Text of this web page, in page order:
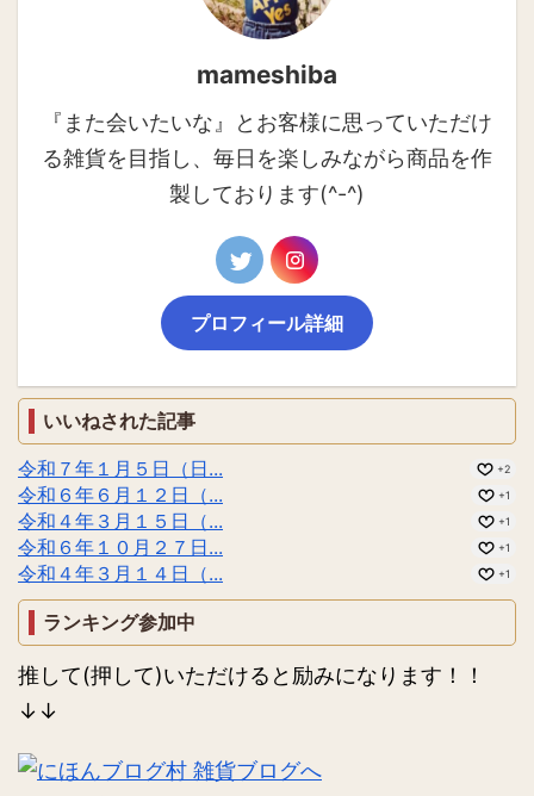
mameshiba
『また会いたいな』とお客様に思っていただけ
る雑貨を目指し、毎日を楽しみながら商品を作
製しております(^-^)
プロフィール詳細
いいねされた記事
令和７年１月５日（日...
+2
令和６年６月１２日（... +1
令和４年３月１５日（... +1
令和６年１０月２７日... +1
令和４年３月１４日（... +1
ランキング参加中
推して(押して)いただけると励みになります！！
↓↓